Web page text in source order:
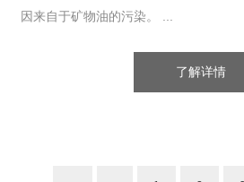
因来自于矿物油的污染。 ...
了解详情